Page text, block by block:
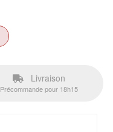
Livraison
Précommande pour 18h15